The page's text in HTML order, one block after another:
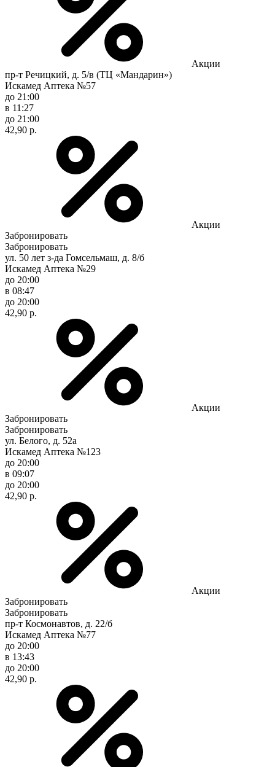
Акции
пр-т Речицкий, д. 5/в (ТЦ «Мандарин»)
Искамед Аптека №57
до 21:00
в 11:27
до 21:00
42,90 р.
Акции
Забронировать
Забронировать
ул. 50 лет з-да Гомсельмаш, д. 8/б
Искамед Аптека №29
до 20:00
в 08:47
до 20:00
42,90 р.
Акции
Забронировать
Забронировать
ул. Белого, д. 52а
Искамед Аптека №123
до 20:00
в 09:07
до 20:00
42,90 р.
Акции
Забронировать
Забронировать
пр-т Космонавтов, д. 22/б
Искамед Аптека №77
до 20:00
в 13:43
до 20:00
42,90 р.